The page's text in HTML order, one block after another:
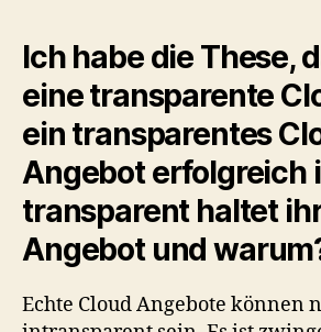
Ich habe die These,
eine transparente
ein transparentes
Angebot erfolgreich
transparent haltet
Angebot und
Echte Cloud Angebote können